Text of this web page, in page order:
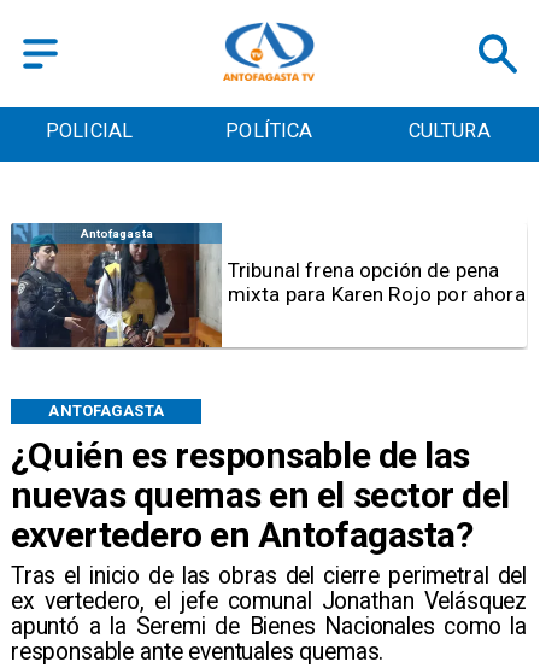
POLICIAL POLÍTICA CULTURA
¿Quién es responsable de las
nuevas quemas en el sector del
exvertedero en Antofagasta?
Tras el inicio de las obras del cierre perimetral del
ex vertedero, el jefe comunal Jonathan Velásquez
apuntó a la Seremi de Bienes Nacionales como la
responsable ante eventuales quemas.
ANTOFAGASTA
Antofagasta
Tribunal frena opción de pena
mixta para Karen Rojo por ahora